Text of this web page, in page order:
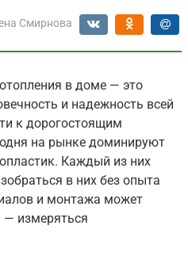
Смирнова
в доме — это
и надежность всей
к дорогостоящим
на рынке доминируют
Каждый из них
в них без опыта
и монтажа может
— измеряться